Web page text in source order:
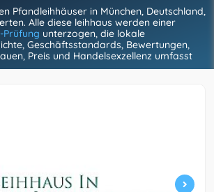
Pfandleihhäuser in München, Deutschland,
Alle diese leihhaus werden einer
Prüfung unterzogen, die lokale
Geschäftsstandards, Bewertungen,
Preis und Handelsexzellenz umfasst